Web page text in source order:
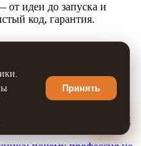
от идеи до запуска и
код, гарантия.
ко...
процессов нейросетями
Принять